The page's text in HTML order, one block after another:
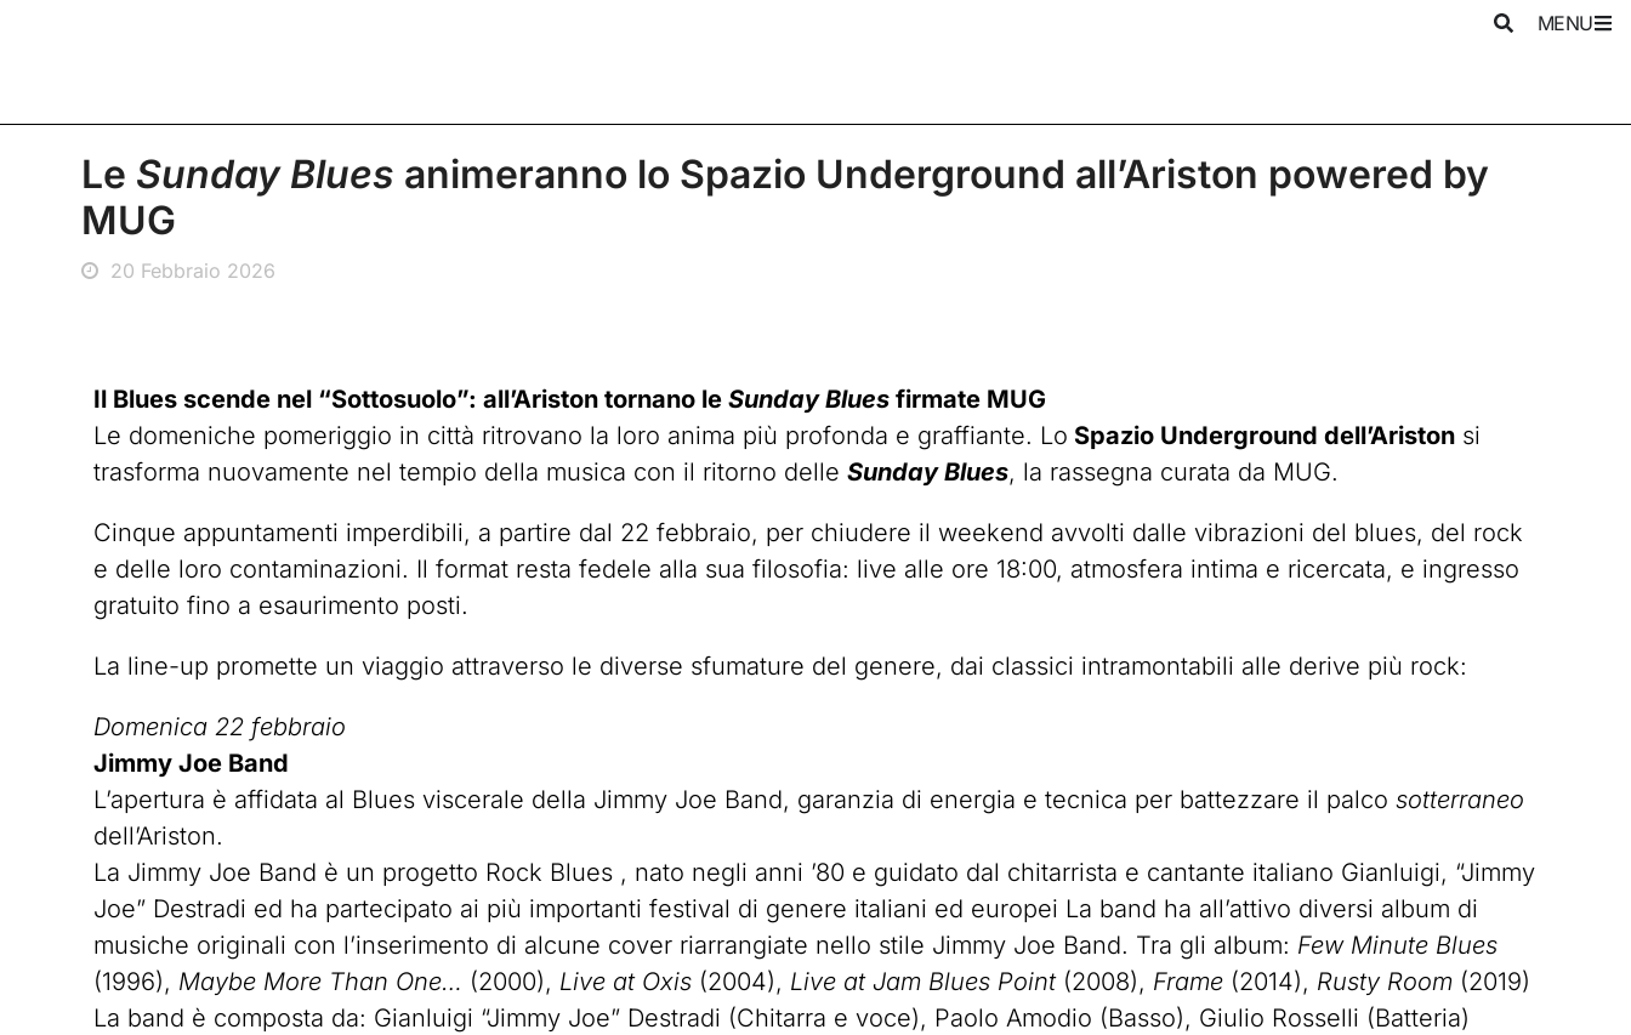
MENU
Le Sunday Blues animeranno lo Spazio Underground all’Ariston powered by
MUG
20 Febbraio 2026
Il Blues scende nel “Sottosuolo”: all’Ariston tornano leSunday Blues firmate MUG
Le domeniche pomeriggio in città ritrovano la loro anima più profonda e graffiante. Lo Spazio Underground dell’Ariston si
trasforma nuovamente nel tempio della musica con il ritorno delleSunday Blues, la rassegna curata da MUG.
Cinque appuntamenti imperdibili, a partire dal 22 febbraio, per chiudere il weekend avvolti dalle vibrazioni del blues, del rock
e delle loro contaminazioni. Il format resta fedele alla sua filosofia: live alle ore 18:00, atmosfera intima e ricercata, e ingresso
gratuito fino a esaurimento posti.
La line-up promette un viaggio attraverso le diverse sfumature del genere, dai classici intramontabili alle derive più rock:
Domenica 22 febbraio
Jimmy Joe Band
L’apertura è affidata al Blues viscerale della Jimmy Joe Band, garanzia di energia e tecnica per battezzare il palcosotterraneo
dell’Ariston.
La Jimmy Joe Band è un progetto Rock Blues , nato negli anni ’80 e guidato dal chitarrista e cantante italiano Gianluigi, “Jimmy
Joe” Destradi ed ha partecipato ai più importanti festival di genere italiani ed europei La band ha all’attivo diversi album di
musiche originali con l’inserimento di alcune cover riarrangiate nello stile Jimmy Joe Band. Tra gli album: Few Minute Blues
(1996), Maybe More Than One… (2000), Live at Oxis (2004), Live at Jam Blues Point(2008), Frame (2014), Rusty Room (2019)
La band è composta da: Gianluigi “Jimmy Joe” Destradi (Chitarra e voce), Paolo Amodio (Basso), Giulio Rosselli (Batteria)